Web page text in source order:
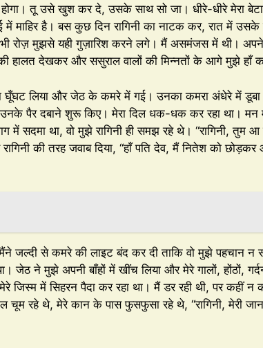
तू उसे खुश कर दे, उसके साथ सो जा। धीरे-धीरे मेरा
में माहिर है। बस कुछ दिन रागिनी का नाटक कर, रात में
भी रोज़ मुझसे यही गुज़ारिश करने लगे। मैं असमंजस में थी।
हालत देखकर और ससुराल वालों की मिन्नतों के आगे मुझे हाँ
घूँघट लिया और जेठ के कमरे में गई। उनका कमरा अंधेरे में
उनके पैर दबाने शुरू किए। मेरा दिल धक-धक कर रहा था। मन
में सदमा था, वो मुझे रागिनी ही समझ रहे थे। “रागिनी, तुम
की तरह जवाब दिया, “हाँ पति देव, मैं नितेश को
जल्दी से कमरे की लाइट बंद कर दी ताकि वो मुझे पहचान न
जेठ ने मुझे अपनी बाँहों में खींच लिया और मेरे गालों, होंठों,
जिस्म में सिहरन पैदा कर रहा था। मैं डर रही थी, पर कहीं न
रहे थे, मेरे कान के पास फुसफुसा रहे थे, “रागिनी, मेरी